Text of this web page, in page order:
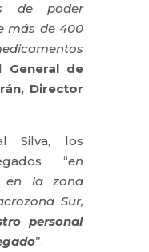
de poder
más de 400
General de
Director
Silva, los
“en
en la zona
Sur,
personal
”.